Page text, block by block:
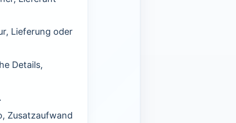
Lieferung oder
Details,
Zusatzaufwand